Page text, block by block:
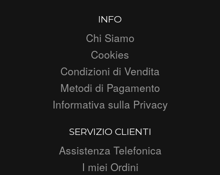
INFO
Chi Siamo
Cookies
Condizioni di Vendita
Metodi di Pagamento
Informativa sulla Privacy
SERVIZIO CLIENTI
Assistenza Telefonica
I miei Ordini